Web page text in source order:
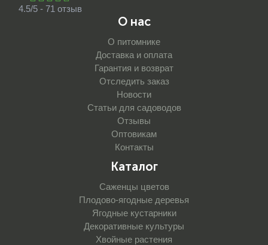
4.5/5 - 71 отзыв
О нас
О питомнике
Доставка и оплата
Гарантия и возврат
Отследить заказ
Новости
Статьи для садоводов
Отзывы
Оптовикам
Контакты
Каталог
Саженцы цветов
Плодово-ягодные деревья
Ягодные кустарники
Декоративные культуры
Хвойные растения